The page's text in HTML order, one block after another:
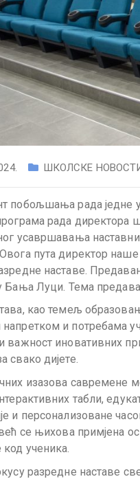
ШКОЛСКЕ
побољшања рада једне
рада директора
усавршавања
пута директор
наставе.
Бања Луци. Тема
као темељ
и потребама
важност иновативних
свако дијете.
изазова савремене
табли,
и персонализоване
се њихова примјена
ученика.
разредне наставе